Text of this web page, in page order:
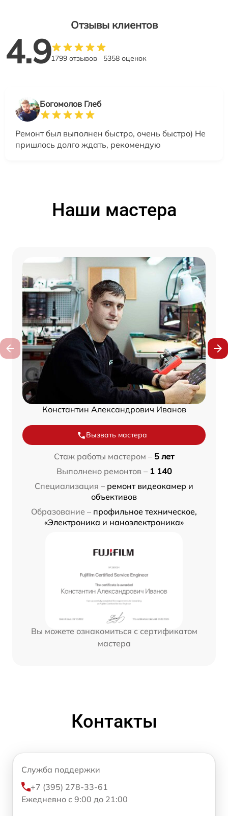
Отзывы клиентов
4.91799 отзывов 5358 оценок
Богомолов Глеб
Ремонт был выполнен быстро, очень быстро) Не
пришлось долго ждать, рекомендую
Наши мастера
Константин Александрович Иванов
Вызвать мастера
Стаж работы мастером – 5 лет
Выполнено ремонтов – 1 140
Специализация – ремонт видеокамер и
объективов
Образование – профильное техническое,
«Электроника и наноэлектроника»
Вы можете ознакомиться с сертификатом
мастера
Контакты
Служба поддержки
+7 (395) 278-33-61
Ежедневно с 9:00 до 21:00